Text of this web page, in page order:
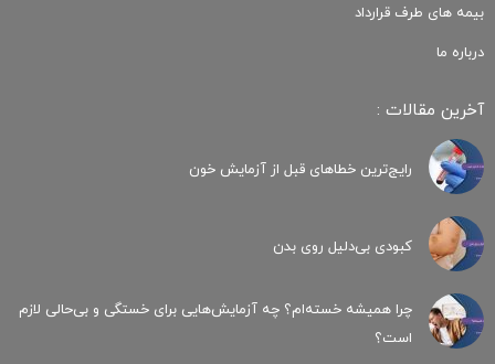
بیمه های طرف قرارداد
درباره ما
آخرین مقالات :
رایج‌ترین خطاهای قبل از آزمایش خون
کبودی‌ بی‌دلیل روی بدن
چرا همیشه خسته‌ام؟ چه آزمایش‌هایی برای خستگی و بی‌حالی لازم
است؟